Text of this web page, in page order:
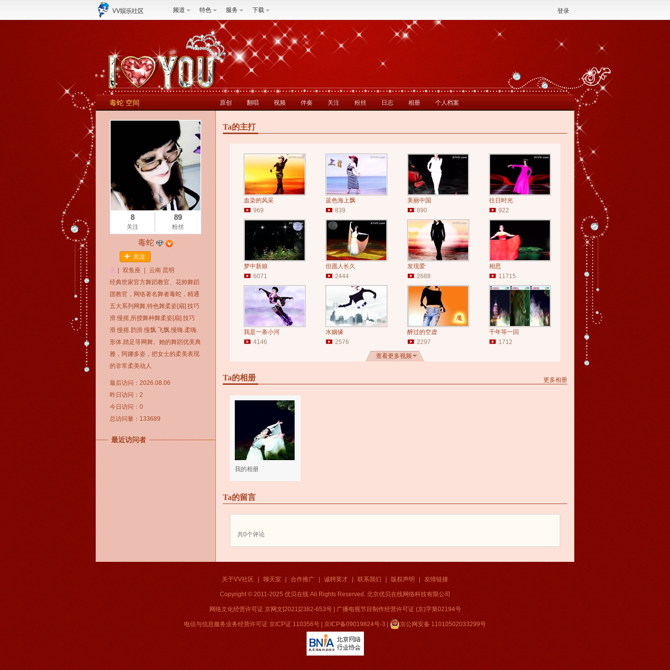
频道 特色 服务 下载 登录
毒蛇 空间 原创 翻唱 视频 伴奏 关注 粉丝 日志 相册 个人档案
8
关注
89
粉丝
毒蛇
关注
双鱼座
云南 昆明
经典世家官方舞蹈教官、花帅舞蹈
团教官，网络著名舞者毒蛇，精通
五大系列网舞,特色舞柔姿[扇].技巧
滑.慢摇,所授舞种舞柔姿[扇].技巧
滑.慢摇.韵滑.慢飘.飞飘.慢嗨.柔嗨.
形体.踏足等网舞。她的舞蹈优美典
雅，阿娜多姿，把女士的柔美表现
的非常柔美动人
最后访问：2026.08.06
昨日访问：2
今日访问：0
总访问量：133689
最近访问者
Ta的主打
血染的风采
969
蓝色海上飘
839
美丽中国
890
往日时光
922
梦中新娘
6071
但愿人长久
2444
发现爱
2688
相思
11715
我是一条小河
4146
水姻缘
2576
醉过的空虚
2297
千年等一回
1712
查看更多视频
Ta的相册 更多相册
我的相册
Ta的留言
共0个评论
关于VV社区 聊天室 合作推广 诚聘英才 联系我们 版权声明 友情链接
Copyright © 2011-2025 优贝在线 All Rights Reserved. 北京优贝在线网络科技有限公司
网络文化经营许可证 京网文[2021]2382-653号| 广播电视节目制作经营许可证 (京)字第02194号
电信与信息服务业务经营许可证 京ICP证 110356号 京ICP备09019824号-3 京公网安备 11010502033299号